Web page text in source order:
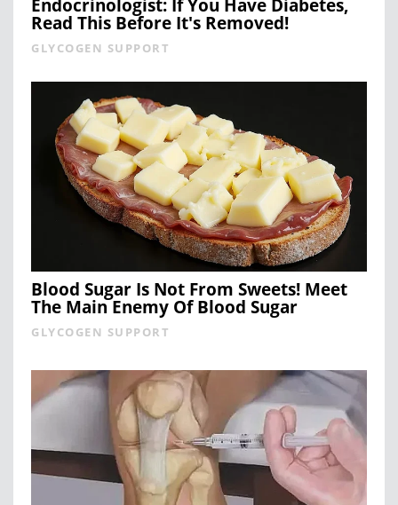
Endocrinologist: If You Have Diabetes,
Read This Before It's Removed!
GLYCOGEN SUPPORT
Blood Sugar Is Not From Sweets! Meet
The Main Enemy Of Blood Sugar
GLYCOGEN SUPPORT